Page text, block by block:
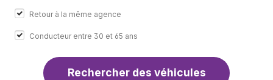
Retour à la même agence
Conducteur entre 30 et 65 ans
Rechercher des véhicules